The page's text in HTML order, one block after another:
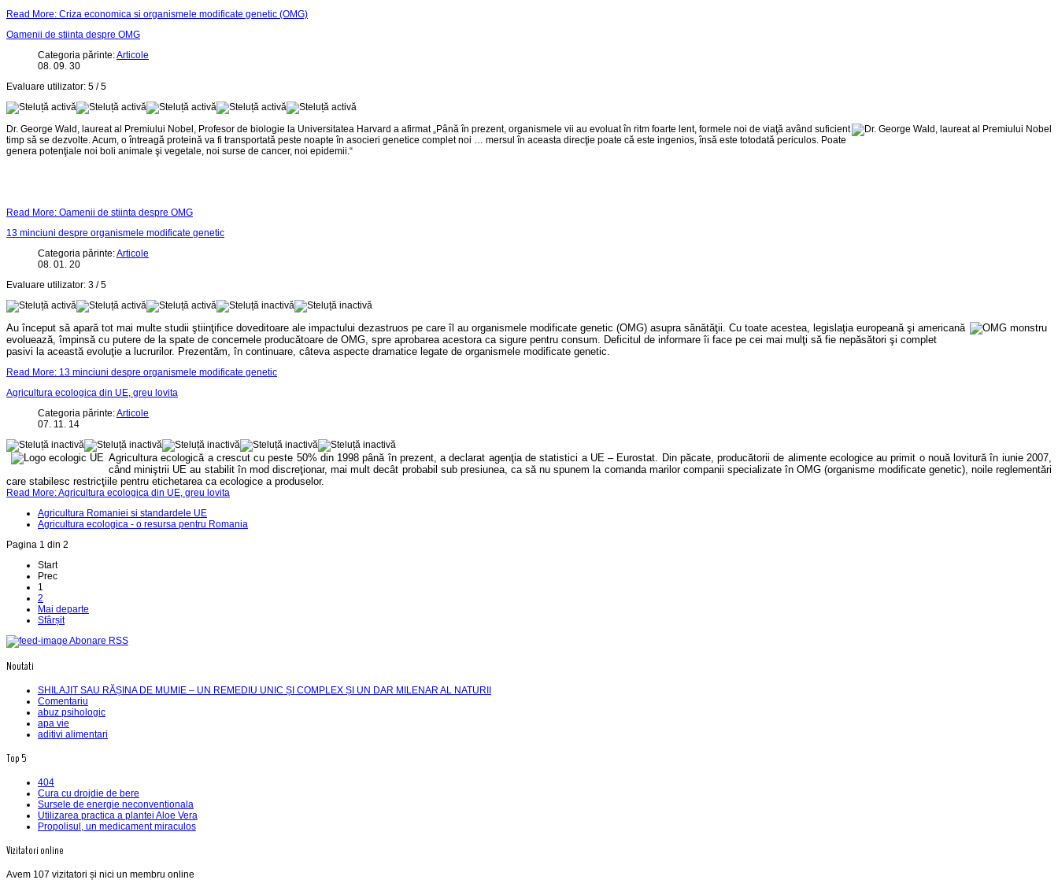
Read More: Criza economica si organismele modificate genetic (OMG)
Oamenii de stiinta despre OMG
Categoria părinte:Articole
08. 09. 30
Evaluare utilizator: 5 /5
Dr. George Wald, laureat al Premiului Nobel, Profesor de biologie la Universitatea Harvard a afirmat „Până în prezent, organismele vii au evoluat în ritm foarte lent, formele noi de viaţă având suficient
timp să se dezvolte. Acum, o întreagă proteină va fi transportată peste noapte în asocieri genetice complet noi … mersul în aceasta direcţie poate că este ingenios, însă este totodată periculos. Poate
genera potenţiale noi boli animale şi vegetale, noi surse de cancer, noi epidemii.“
Read More: Oamenii de stiinta despre OMG
13 minciuni despre organismele modificate genetic
Categoria părinte:Articole
08. 01. 20
Evaluare utilizator: 3 /5
Au început să apară tot mai multe studii ştiinţifice doveditoare ale impactului dezastruos pe care îl au organismele modificate genetic (OMG) asupra sănătăţii. Cu toate acestea, legislaţia europeană şi americană
evoluează, împinsă cu putere de la spate de concernele producătoare de OMG, spre aprobarea acestora ca sigure pentru consum. Deficitul de informare îi face pe cei mai mulţi să fie nepăsători şi complet
pasivi la această evoluţie a lucrurilor. Prezentăm, în continuare, câteva aspecte dramatice legate de organismele modificate genetic.
Read More: 13 minciuni despre organismele modificate genetic
Agricultura ecologica din UE, greu lovita
Categoria părinte:Articole
07. 11. 14
Agricultura ecologicăa crescut cu peste 50% din 1998 până în prezent, a declarat agenţia de statistici a UE – Eurostat. Din păcate, producătorii de alimente ecologice au primit o nouă lovitură în iunie 2007,
când miniştrii UE au stabilit în mod discreţionar, mai mult decât probabil sub presiunea, ca să nu spunem la comanda marilor companii specializate înOMG (organisme modificate genetic), noile reglementări
care stabilesc restricţiile pentru etichetarea ca ecologice a produselor.
Read More: Agricultura ecologica din UE, greu lovita
Agricultura Romaniei si standardele UE
Agricultura ecologica - o resursa pentru Romania
Pagina 1 din 2
Start
Prec
1
2
Mai departe
Sfârșit
Abonare RSS
Noutati
SHILAJIT SAU RĂȘINA DE MUMIE – UN REMEDIU UNIC ȘI COMPLEX ȘI UN DAR MILENAR AL NATURII
Comentariu
abuz psihologic
apa vie
aditivi alimentari
Top 5
404
Cura cu drojdie de bere
Sursele de energie neconventionala
Utilizarea practica a plantei Aloe Vera
Propolisul, un medicament miraculos
Vizitatori online
Avem 107 vizitatori și nici un membru online